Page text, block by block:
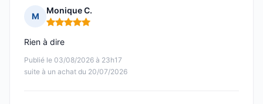
M
Monique C.
Note : 5 sur 5
Publié le 03/08/2026 à 23h17
suite à un achat du 20/07/2026
Rien à dire